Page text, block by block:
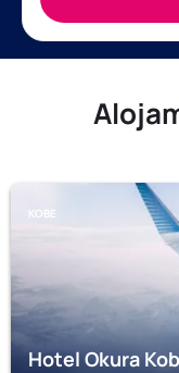
KOBE
Hotel Okura